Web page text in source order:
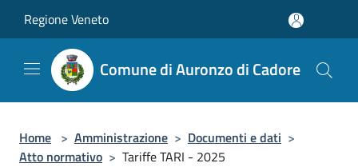
Regione Veneto
Comune di Auronzo di Cadore
Home > Amministrazione > Documenti e dati >
Atto normativo > Tariffe TARI - 2025